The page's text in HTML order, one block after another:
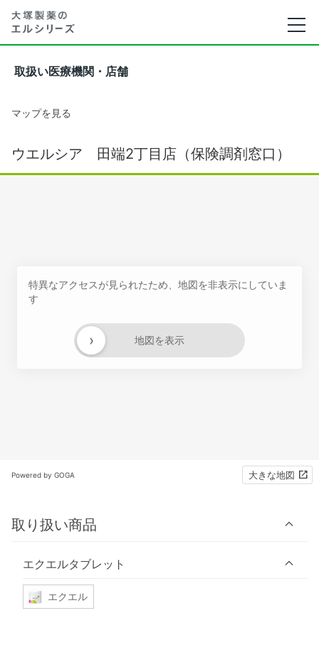
取扱い医療機関・店舗
マップを見る
ウエルシア 田端2丁目店（保険調剤窓口）
特異なアクセスが見られたため、地図を非表示にしていま
す
地図を表示
›
Powered by GOGA 大きな地図
取り扱い商品
エクエルタブレット
エクエル